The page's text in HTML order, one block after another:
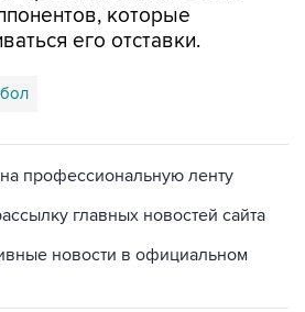
которые
его отставки.
профессиональную ленту
главных новостей сайта
новости в официальном